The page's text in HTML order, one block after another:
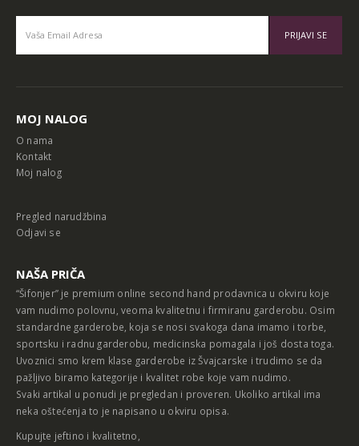
MOJ NALOG
O nama
Kontakt
Moj nalog
Pregled narudžbina
Odjavi se
NAŠA PRIČA
“Šifonjer” je premium online second hand prodavnica u okviru koje
vam nudimo polovnu, veoma kvalitetnu i firmiranu garderobu. Osim
standardne garderobe, koja se nosi svakoga dana imamo i torbe,
sportsku i radnu garderobu, medicinska pomagala i još dosta toga.
Uvoznici smo krem klase garderobe iz Švajcarske i trudimo se da
pažljivo biramo kategorije i kvalitet robe koje vam nudimo.
Svaki artikal u ponudi je pregledan i proveren. Ukoliko artikal ima
neka oštećenja to je napisano u okviru opisa.
Kupujte jeftino i kvalitetno,